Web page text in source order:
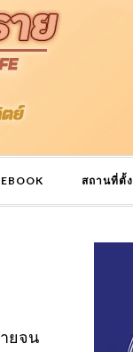
สถานที่ตั้ง
ยจน